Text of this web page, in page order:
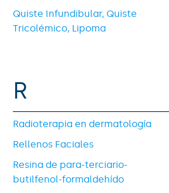
Quiste Infundibular, Quiste
Tricolémico, Lipoma
R
Radioterapia en dermatología
Rellenos Faciales
Resina de para-terciario-
butilfenol-formaldehído